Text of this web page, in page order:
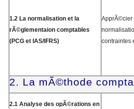
1.2 La normalisation et la
rÃ©glementaion comptables
(PCG et IAS/IFRS)
ApprÃ©cier
contraintes
2. La mÃ©thode
2.1 Analyse des opÃ©rations en